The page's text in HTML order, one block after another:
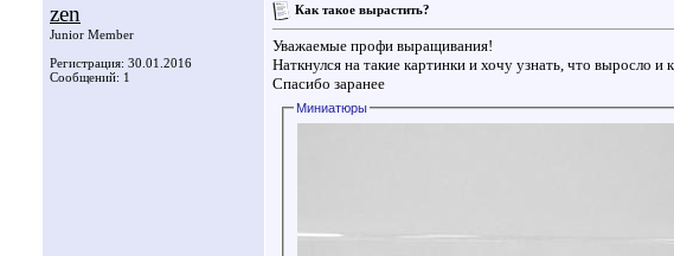
zen
Junior Member
Регистрация: 30.01.2016
Сообщений: 1
Как такое вырастить?
Уважаемые профи выращивания!
Наткнулся на такие картинки и хочу узнать, что выросло
Спасибо заранее
Миниатюры